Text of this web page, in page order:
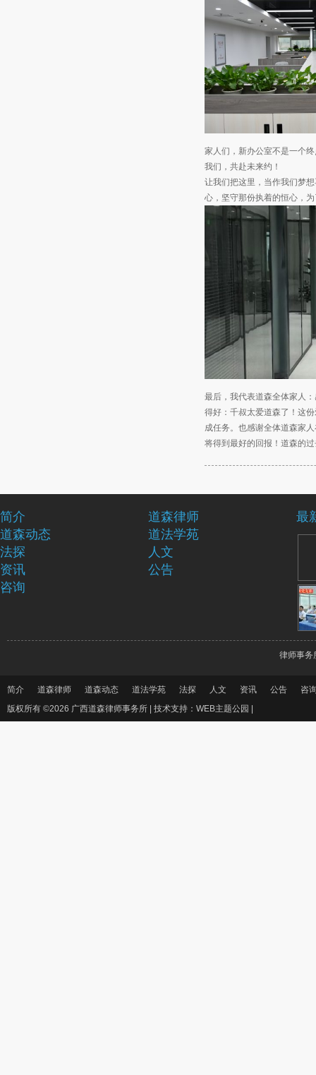
家人们，新办公室不是一个
我们，共赴未来约！
让我们把这里，当作我们梦
心，坚守那份执着的恒心，
最后，我代表道森全体家人
得好：千叔太爱道森了！这
成任务。也感谢全体道森家
将得到最好的回报！道森的
简介
道森律师
道森动态
道法学苑
法探
人文
资讯
公告
咨询
最
律师事务
简介 道森律师 道森动态 道法学苑 法探 人文 资讯 公告
咨
版权所有 ©2026 广西道森律师事务所 | 技术支持：WEB主题公园 |